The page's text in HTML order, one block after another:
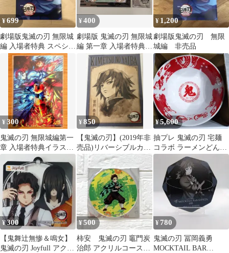
¥699
劇場版鬼滅の刃 無限城
編 入場者特典 スペシャ
ルインタビューブック
非売品
¥400
劇場版 鬼滅の刃 無限城
編 第一章 入場者特典
アニメ ゲーム 非売
¥ 1,200
劇場版鬼滅の刃 無限
城編 非売品
¥300
鬼滅の刃 無限城編第一
章 入場者特典イラスト
ボード 炭治郎 義勇 猗
窩座 非売品
¥850
【鬼滅の刃】(2019年非
売品)リバーシブルカー
ド（冨岡義勇＆胡蝶し
のぶ）
¥5,600
抽プレ 鬼滅の刃 宅麺
コラボ ラーメンどんぶ
り 猗窩座
¥300
【鬼舞辻無惨＆鳴女】
鬼滅の刃 Joyfull アクリ
¥500
柿安 鬼滅の刃 竈門炭
治郎 アクリルコースタ
¥ 780
鬼滅の刃 冨岡義勇
MOCKTAIL BAR